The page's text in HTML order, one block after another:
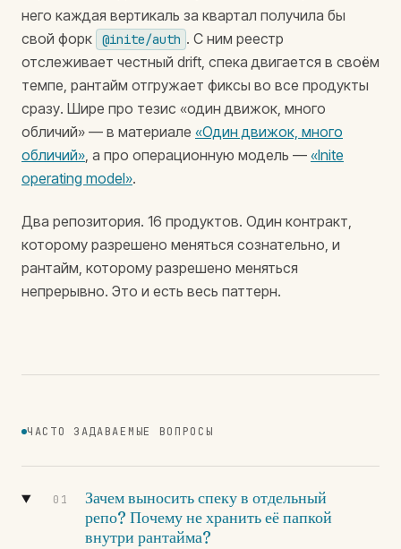
него каждая вертикаль за квартал получила бы
свой форк
@inite/auth . С ним реестр
отслеживает честный drift, спека двигается в своём
темпе, рантайм отгружает фиксы во все продукты
сразу. Шире про тезис «один движок, много
обличий» — в материале «Один движок, много
обличий», а про операционную модель — «Inite
operating model».
Два репозитория. 16 продуктов. Один контракт,
которому разрешено меняться сознательно, и
рантайм, которому разрешено меняться
непрерывно. Это и есть весь паттерн.
ЧАСТО ЗАДАВАЕМЫЕ ВОПРОСЫ
01
Зачем выносить спеку в отдельный
репо? Почему не хранить её папкой
внутри рантайма?